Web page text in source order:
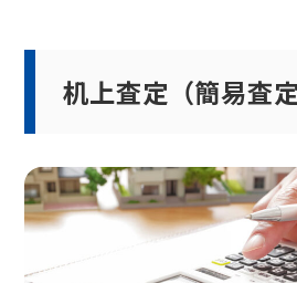
机上査定（簡易査